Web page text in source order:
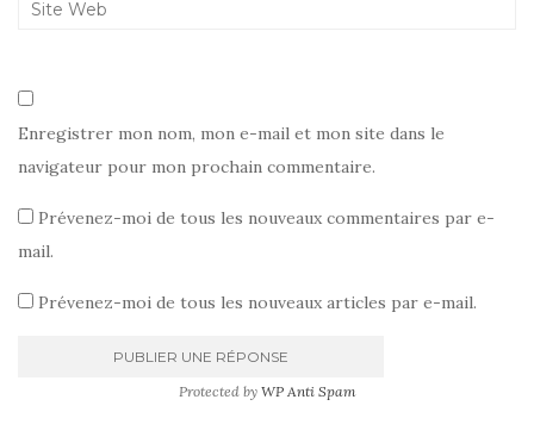
Enregistrer mon nom, mon e-mail et mon site dans le
navigateur pour mon prochain commentaire.
Prévenez-moi de tous les nouveaux commentaires par e-
mail.
Prévenez-moi de tous les nouveaux articles par e-mail.
Protected by WP Anti Spam